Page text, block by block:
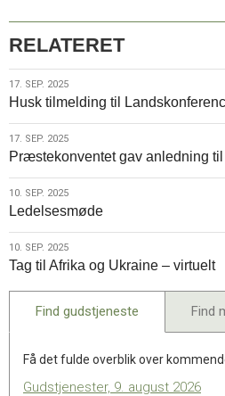
på
søndagForrige
indlæg:
Håb
Musema:
Frivillige
mødre
forvandler
lokalsamfundet
RELATERET
17.
sep.
2025
17. SEP. 2025
Husk tilmelding til
17.
sep.
2025
17. SEP. 2025
Præstekonventet gav anledning
10.
sep.
2025
10. SEP. 2025
Ledelsesmøde
10.
sep.
2025
10. SEP. 2025
Tag til Afrika og Ukraine – virtuelt
Find gudstjeneste Find
Få det fulde overblik over
Gudstjenester, 9. august 2026